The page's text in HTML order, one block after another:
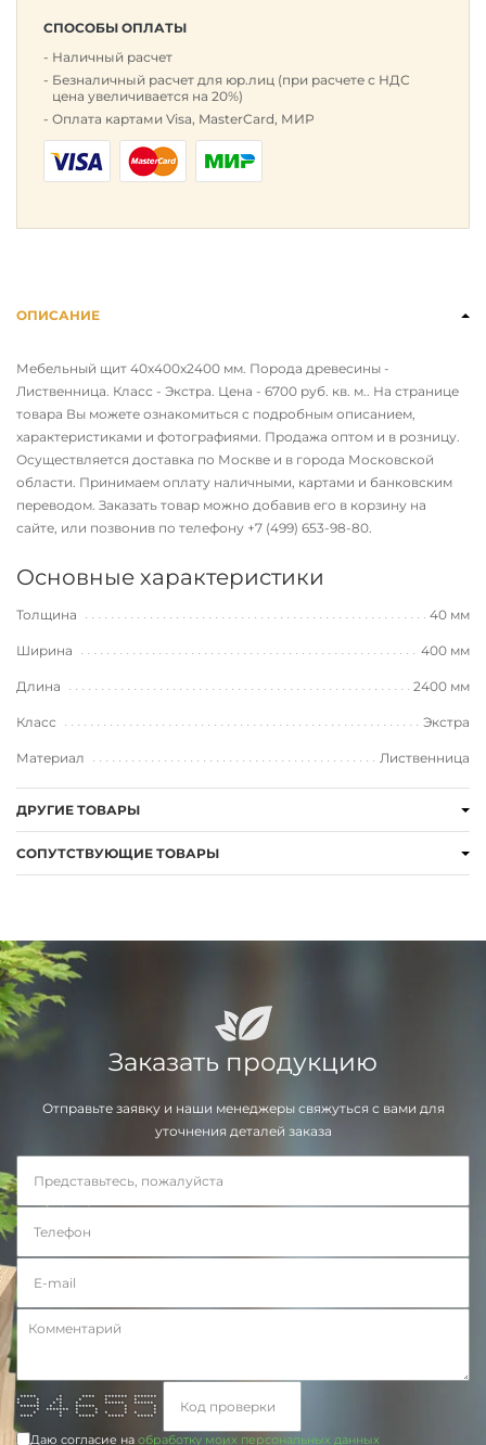
СПОСОБЫ ОПЛАТЫ
Наличный расчет
Безналичный расчет для юр.лиц (при расчете с НДС
цена увеличивается на 20%)
Оплата картами Visa, MasterCard, МИР
ОПИСАНИЕ
Мебельный щит 40х400х2400 мм. Порода древесины -
Лиственница. Класс - Экстра. Цена - 6700 руб. кв. м.. На странице
товара Вы можете ознакомиться с подробным описанием,
характеристиками и фотографиями. Продажа оптом и в розницу.
Осуществляется доставка по Москве и в города Московской
области. Принимаем оплату наличными, картами и банковским
переводом. Заказать товар можно добавив его в корзину на
сайте, или позвонив по телефону +7 (499) 653-98-80.
Основные характеристики
Толщина 40 мм
Ширина 400 мм
Длина 2400 мм
Класс Экстра
Материал Лиственница
ДРУГИЕ ТОВАРЫ
СОПУТСТВУЮЩИЕ ТОВАРЫ
Заказать продукцию
Отправьте заявку и наши менеджеры свяжуться с вами для
уточнения деталей заказа
***** * **** ******* *******
* * ** * * *
* * * * * ****** ******
****** * * ****** * *
* ******* * * * *
* * * * * * * *
**** * ***** ***** *****
Даю согласие на обработку моих персональных данных